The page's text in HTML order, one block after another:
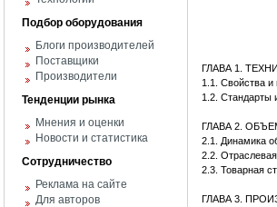
Подбор оборудования
Блоги производителей
Поставщики
Производители
Тенденции рынка
Мнения и оценки
Новости и статистика
Сотрудничество
Реклама на сайте
Для авторов
ГЛАВА 1.
1.1. Свойства и
1.2. Стандарты
ГЛАВА 2.
2.1. Динамика
2.2.
2.3. Товарная
ГЛАВА 3.